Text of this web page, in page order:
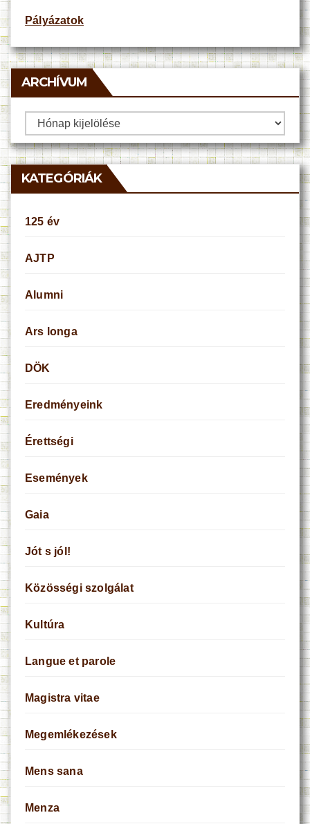
Pályázatok
ARCHÍVUM
Archívum
KATEGÓRIÁK
125 év
AJTP
Alumni
Ars longa
DÖK
Eredményeink
Érettségi
Események
Gaia
Jót s jól!
Közösségi szolgálat
Kultúra
Langue et parole
Magistra vitae
Megemlékezések
Mens sana
Menza